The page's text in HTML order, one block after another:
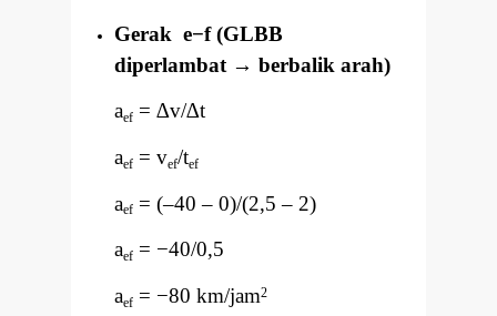
Gerak e−f (GLBB
diperlambat → berbalik arah)
aef = ∆v/∆t
aef = vef/tef
aef = (–40 – 0)/(2,5 – 2)
aef = −40/0,5
aef = −80 km/jam2